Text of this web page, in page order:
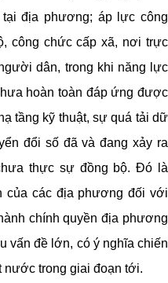
địa phương; áp lực công
công chức cấp xã, nơi trực
dân, trong khi năng lực
hoàn toàn đáp ứng được
tầng kỹ thuật, sự quá tải dữ
đổi số đã và đang xảy ra
thực sự đồng bộ. Đó là
của các địa phương đối với
chính quyền địa phương
vấn đề lớn, có ý nghĩa chiến
nước trong giai đoạn tới.